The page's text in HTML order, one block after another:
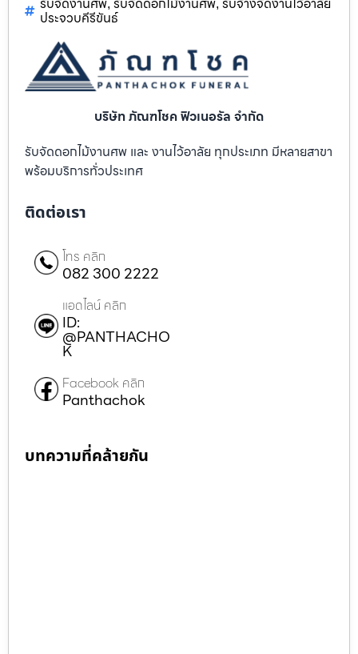
, ,
ประจวบคีรีขันธ์
บริษัท ภัณฑโชค ฟิวเนอรัล จำกัด
รับจัดดอกไม้งานศพ และ งานไว้อาลัย ทุกประเภท มีหลายสาขา
พร้อมบริการทั่วประเทศ
ติดต่อเรา
โทร คลิก
082 300 2222
แอดไลน์ คลิก
ID:
@PANTHACHO
K
Facebook คลิก
Panthachok
บทความที่คล้ายกัน